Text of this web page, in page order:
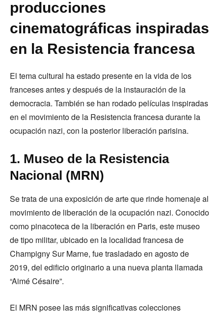
producciones
cinematográficas inspiradas
en la Resistencia francesa
El tema cultural ha estado presente en la vida de los
franceses antes y después de la instauración de la
democracia. También se han rodado películas inspiradas
en el movimiento de la Resistencia francesa durante la
ocupación nazi, con la posterior liberación parisina.
1. Museo de la Resistencia
Nacional (MRN)
Se trata de una exposición de arte que rinde homenaje al
movimiento de liberación de la ocupación nazi. Conocido
como pinacoteca de la liberación en Paris, este museo
de tipo militar, ubicado en la localidad francesa de
Champigny Sur Marne, fue trasladado en agosto de
2019, del edificio originario a una nueva planta llamada
“Aimé Césaire”.
El MRN posee las más significativas colecciones